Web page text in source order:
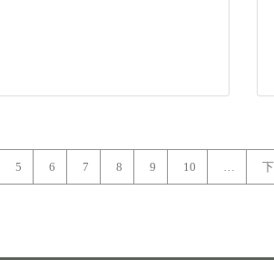
5 6 7 8 9 10 …